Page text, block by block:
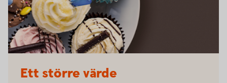
Ett större värde